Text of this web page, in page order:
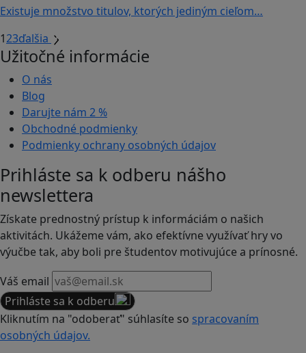
Existuje množstvo titulov, ktorých jediným cieľom…
123ďalšia
Užitočné informácie
O nás
Blog
Darujte nám 2 %
Obchodné podmienky
Podmienky ochrany osobných údajov
Prihláste sa k odberu nášho
newslettera
Získate prednostný prístup k informáciám o našich
aktivitách. Ukážeme vám, ako efektívne využívať hry vo
výučbe tak, aby boli pre študentov motivujúce a prínosné.
Váš email
Prihláste sa k odberu
Kliknutím na "odoberať" súhlasíte so spracovaním
osobných údajov.